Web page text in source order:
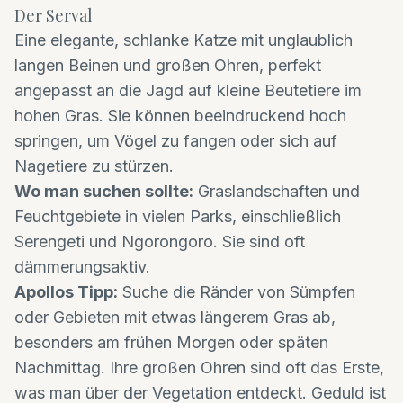
Der Serval
Eine elegante, schlanke Katze mit unglaublich
langen Beinen und großen Ohren, perfekt
angepasst an die Jagd auf kleine Beutetiere im
hohen Gras. Sie können beeindruckend hoch
springen, um Vögel zu fangen oder sich auf
Nagetiere zu stürzen.
Wo man suchen sollte: Graslandschaften und
Feuchtgebiete in vielen Parks, einschließlich
Serengeti und Ngorongoro. Sie sind oft
dämmerungsaktiv.
Apollos Tipp: Suche die Ränder von Sümpfen
oder Gebieten mit etwas längerem Gras ab,
besonders am frühen Morgen oder späten
Nachmittag. Ihre großen Ohren sind oft das Erste,
was man über der Vegetation entdeckt. Geduld ist